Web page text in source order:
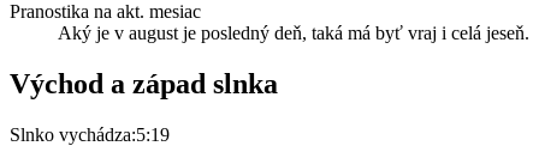
Pranostika na akt. mesiac
Aký je v august je posledný deň, taká má byť vraj i celá jeseň.
Východ a západ slnka
Slnko vychádza:5:19